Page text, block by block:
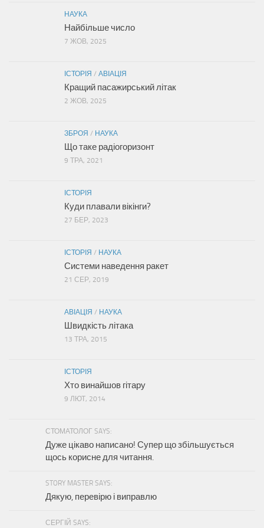
НАУКА
Найбільше число
7 ЖОВ, 2025
ІСТОРІЯ / АВІАЦІЯ
Кращий пасажирський літак
2 ЖОВ, 2025
ЗБРОЯ / НАУКА
Що таке радіогоризонт
9 ТРА, 2021
ІСТОРІЯ
Куди плавали вікінги?
27 БЕР, 2023
ІСТОРІЯ / НАУКА
Системи наведення ракет
21 СЕР, 2019
АВІАЦІЯ / НАУКА
Швидкість літака
13 ТРА, 2015
ІСТОРІЯ
Хто винайшов гітару
9 ЛЮТ, 2014
СТОМАТОЛОГ SAYS:
Дуже цікаво написано! Супер що збільшується
щось корисне для читання.
STORY MASTER SAYS:
Дякую, перевірю і виправлю
СЕРГІЙ SAYS: